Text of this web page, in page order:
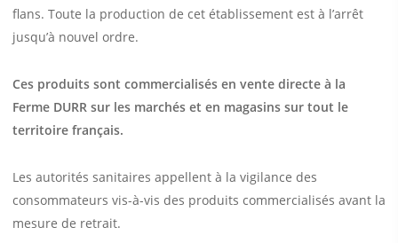
flans. Toute la production de cet établissement est à l’arrêt
jusqu’à nouvel ordre.
Ces produits sont commercialisés en vente directe à la
Ferme DURR sur les marchés et en magasins sur tout le
territoire français.
Les autorités sanitaires appellent à la vigilance des
consommateurs vis-à-vis des produits commercialisés avant la
mesure de retrait.